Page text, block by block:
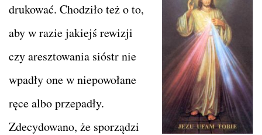
drukować. Chodziło też o to,
aby w razie jakiejś rewizji
czy aresztowania sióstr nie
wpadły one w niepowołane
ręce albo przepadły.
Zdecydowano, że sporządzi